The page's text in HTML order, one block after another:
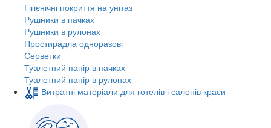
Гігієнічні покриття на унітаз
Рушники в пачках
Рушники в рулонах
Простирадла одноразові
Серветки
Туалетний папір в пачках
Туалетний папір в рулонах
Витратні матеріали для готелів і салонів краси